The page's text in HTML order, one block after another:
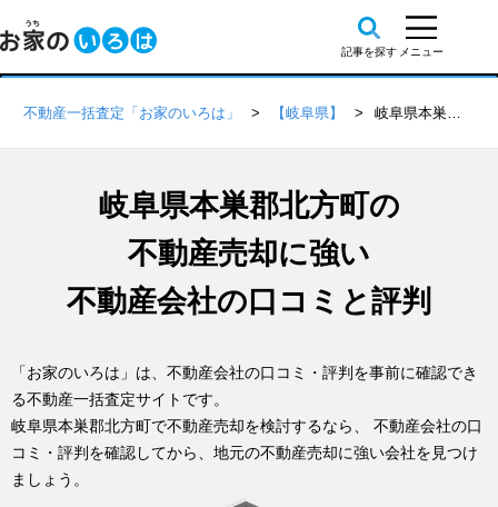
不動産一括査定「お家のいろは」 【岐阜県】 岐阜県本巣郡北方町の不動産会社 口コミ・評判一覧
岐阜県本巣郡北方町の
不動産売却に強い
不動産会社の口コミと評判
「お家のいろは」は、不動産会社の口コミ・評判を事前に確認でき
る不動産一括査定サイトです。
岐阜県本巣郡北方町で不動産売却を検討するなら、 不動産会社の口
コミ・評判を確認してから、地元の不動産売却に強い会社を見つけ
ましょう。